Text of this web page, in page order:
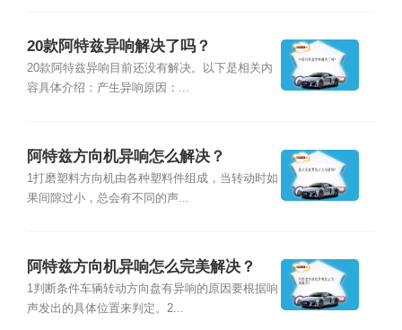
20款阿特兹异响解决了吗？
20款阿特兹异响目前还没有解决。以下是相关内
容具体介绍：产生异响原因：...
阿特兹方向机异响怎么解决？
1打磨塑料方向机由各种塑料件组成，当转动时如
果间隙过小，总会有不同的声...
阿特兹方向机异响怎么完美解决？
1判断条件车辆转动方向盘有异响的原因要根据响
声发出的具体位置来判定。2...